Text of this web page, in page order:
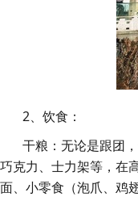
2、饮食：
干粮：无论是跟团，
巧克力、士力架等，在
面、小零食（泡爪、鸡